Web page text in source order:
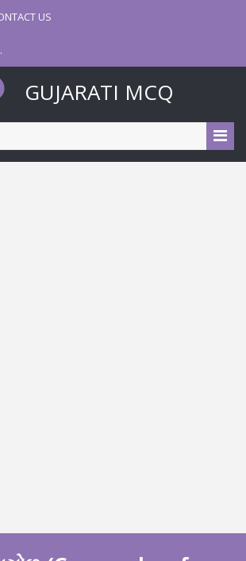
US
GUJARATI MCQ